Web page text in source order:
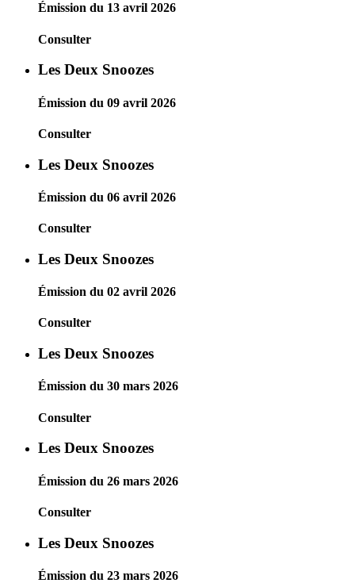
Émission du 13 avril 2026
Consulter
Les Deux Snoozes
Émission du 09 avril 2026
Consulter
Les Deux Snoozes
Émission du 06 avril 2026
Consulter
Les Deux Snoozes
Émission du 02 avril 2026
Consulter
Les Deux Snoozes
Émission du 30 mars 2026
Consulter
Les Deux Snoozes
Émission du 26 mars 2026
Consulter
Les Deux Snoozes
Émission du 23 mars 2026